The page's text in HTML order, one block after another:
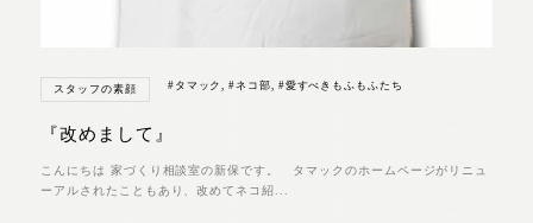
スタッフの素顔 #タマック,#ネコ部, #愛すべきもふもふたち
『改めまして』
こんにちは 家づくり相談室の新保です。 タマックのホームページがリニュ
ーアルされたこともあり、改めてネコ紹...